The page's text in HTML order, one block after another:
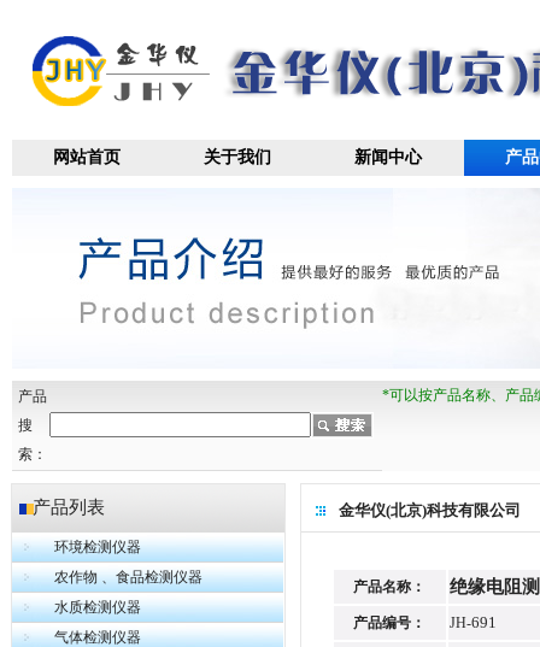
网站首页 关于我们 新闻中心 产
产品
搜
索：
*可以按产品名称、产品
产品列表
环境检测仪器
农作物 、食品检测仪器
水质检测仪器
气体检测仪器
金华仪(北京)科技有限公司
产品名称： 绝缘电阻
产品编号： JH-691